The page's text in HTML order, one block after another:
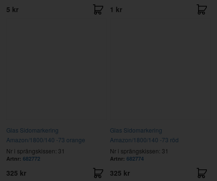
5 kr 1 kr
Glas Sidomarkering
Amazon/1800/140 -73 orange
Nr i sprängskissen: 31
Artnr: 682772
325 kr
Glas Sidomarkering
Amazon/1800/140 -73 röd
Nr i sprängskissen: 31
Artnr: 682774
325 kr